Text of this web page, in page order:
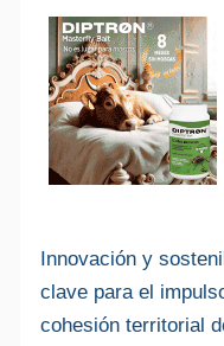
Innovación y
clave para el
cohesión territorial